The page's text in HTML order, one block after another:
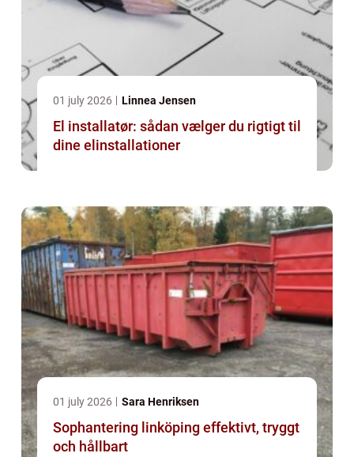
01 july 2026 Linnea Jensen
El installatør: sådan vælger du rigtigt til
dine elinstallationer
01 july 2026 Sara Henriksen
Sophantering linköping effektivt, tryggt
och hållbart